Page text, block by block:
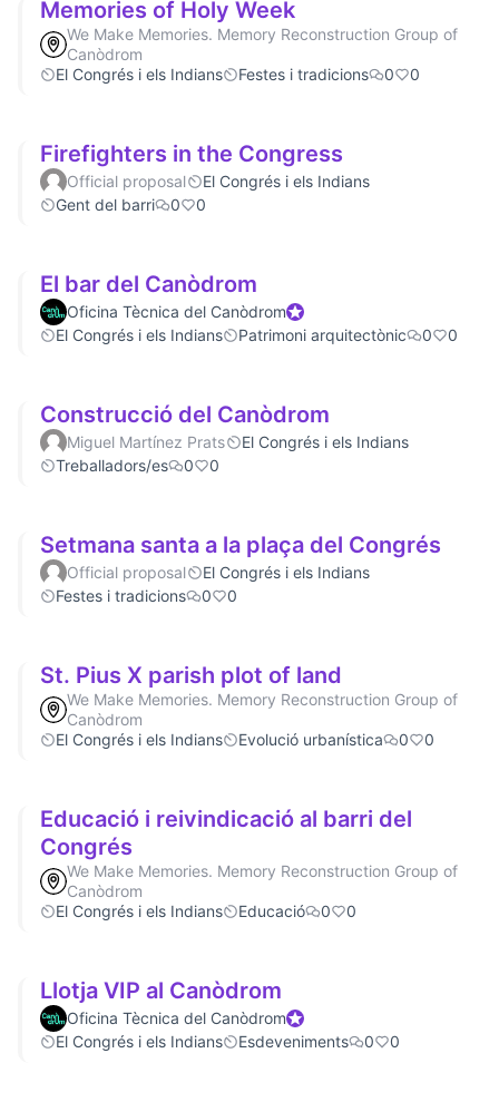
Memories of Holy Week
We Make Memories. Memory Reconstruction Group of
Canòdrom
El Congrés i els Indians
Festes i tradicions 0 0
Firefighters in the Congress
Official proposal
El Congrés i els Indians
Gent del barri
0 0
El bar del Canòdrom
Oficina Tècnica del CanòdromOfficial participant
El Congrés i els Indians
Patrimoni arquitectònic 0 0
Construcció del Canòdrom
Miguel Martínez Prats
El Congrés i els Indians
Treballadors/es
0 0
Setmana santa a la plaça del Congrés
Official proposal
El Congrés i els Indians
Festes i tradicions
0 0
St. Pius X parish plot of land
We Make Memories. Memory Reconstruction Group of
Canòdrom
El Congrés i els Indians
Evolució urbanística 0 0
Educació i reivindicació al barri del
Congrés
We Make Memories. Memory Reconstruction Group of
Canòdrom
El Congrés i els Indians
Educació 0 0
Llotja VIP al Canòdrom
Oficina Tècnica del CanòdromOfficial participant
El Congrés i els Indians
Esdeveniments 0 0